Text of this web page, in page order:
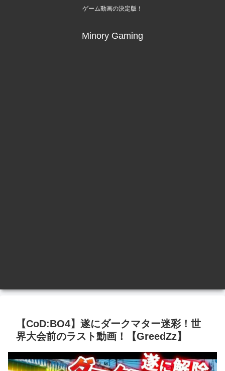
ゲーム動画の決定版！
Minory Gaming
【CoD:BO4】遂にダークマター迷彩！世
界大会前のラスト動画！【GreedZz】